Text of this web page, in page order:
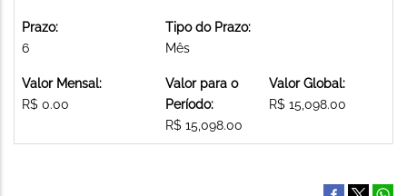
Prazo:
6
Tipo do Prazo:
Mês
Valor Mensal:
R$ 0.00
Valor para o
Período:
R$ 15,098.00
Valor Global:
R$ 15,098.00